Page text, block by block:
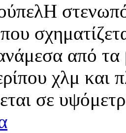
από
χλμ και
σε